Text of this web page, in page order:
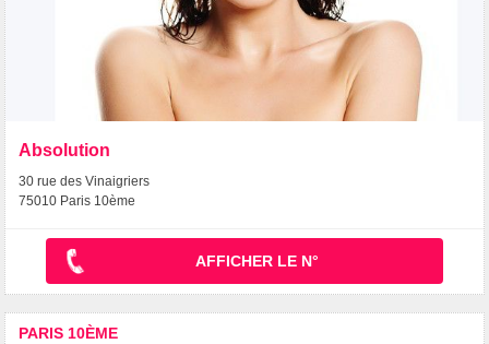
Absolution
30 rue des Vinaigriers
75010 Paris 10ème
AFFICHER LE N°
PARIS 10ÈME